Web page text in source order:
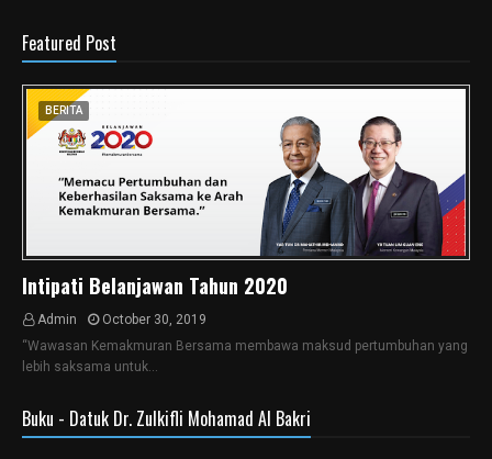
Featured Post
BERITA
Intipati Belanjawan Tahun 2020
Admin
October 30, 2019
“Wawasan Kemakmuran Bersama membawa maksud pertumbuhan yang
lebih saksama untuk…
Buku - Datuk Dr. Zulkifli Mohamad Al Bakri